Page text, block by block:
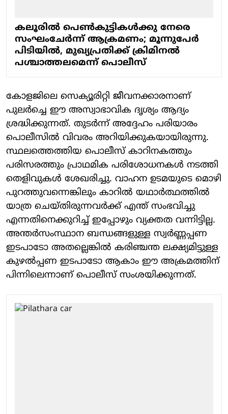
കലൂരില്‍ പെണ്‍കുട്ടികള്‍ക്കു നേരെ
സംഘംചേര്‍ന്ന് ആക്രമണം; മൂന്നുപേര്‍
പിടിയില്‍, മുഖ്യപ്രതിക്ക് ക്രിമിനല്‍
പശ്ചാത്തലമെന്ന് പൊലീസ്
കോളജിലെ സെക്യൂരിറ്റി ജീവനക്കാരനാണ്
പുലർച്ചെ ഈ അസ്വാഭാവിക ദൃശ്യം ആദ്യം
ശ്രദ്ധിക്കുന്നത്. തുടർന്ന് അദ്ദേഹം പരിയാരം
പൊലീസിൽ വിവരം അറിയിക്കുകയായിരുന്നു.
സ്ഥലത്തെത്തിയ പൊലീസ് കാറിനകത്തും
പരിസരത്തും പ്രാഥമിക പരിശോധനകൾ നടത്തി
തെളിവുകൾ ശേഖരിച്ചു. വാഹന ഉടമയുടെ മൊഴി
പുറത്തുവന്നെങ്കിലും കാറിൽ യഥാർത്ഥത്തിൽ
യാത്ര ചെയ്തിരുന്നവർക്ക് എന്ത് സംഭവിച്ചു
എന്നതിനെക്കുറിച്ച് ഇപ്പോഴും വ്യക്തത വന്നിട്ടില്ല.
അന്തർസംസ്ഥാന ബന്ധങ്ങളുള്ള സ്വർണ്ണപ്പണ
ഇടപാടോ അതല്ലെങ്കിൽ കരിഞ്ചന്ത ലക്ഷ്യമിട്ടുള്ള
കുഴൽപ്പണ ഇടപാടോ ആകാം ഈ അക്രമത്തിന്
പിന്നിലെന്നാണ് പൊലീസ് സംശയിക്കുന്നത്.